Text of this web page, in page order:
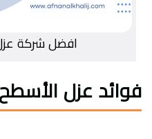
افضل شركة
فوائد عزل